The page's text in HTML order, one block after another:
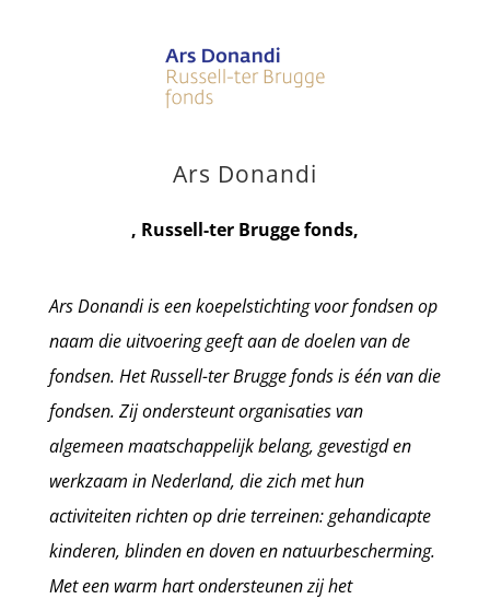
Ars Donandi
, Russell-ter Brugge fonds,
Ars Donandi is een koepelstichting voor fondsen op
naam die uitvoering geeft aan de doelen van de
fondsen. Het Russell-ter Brugge fonds is één van die
fondsen. Zij ondersteunt organisaties van
algemeen maatschappelijk belang, gevestigd en
werkzaam in Nederland, die zich met hun
activiteiten richten op drie terreinen: gehandicapte
kinderen, blinden en doven en natuurbescherming.
Met een warm hart ondersteunen zij het